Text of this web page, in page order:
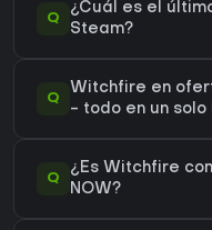
Q
¿Cuál es el
Steam?
Q
Witchfire en
- todo en un solo
Q
¿Es Witchfire
NOW?